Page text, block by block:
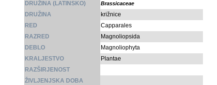
DRUŽINA (LATINSKO) Brassicaceae
DRUŽINA
križnice
RED
Capparales
RAZRED
Magnoliopsida
DEBLO
Magnoliophyta
KRALJESTVO
Plantae
RAZŠIRJENOST
ŽIVLJENJSKA DOBA